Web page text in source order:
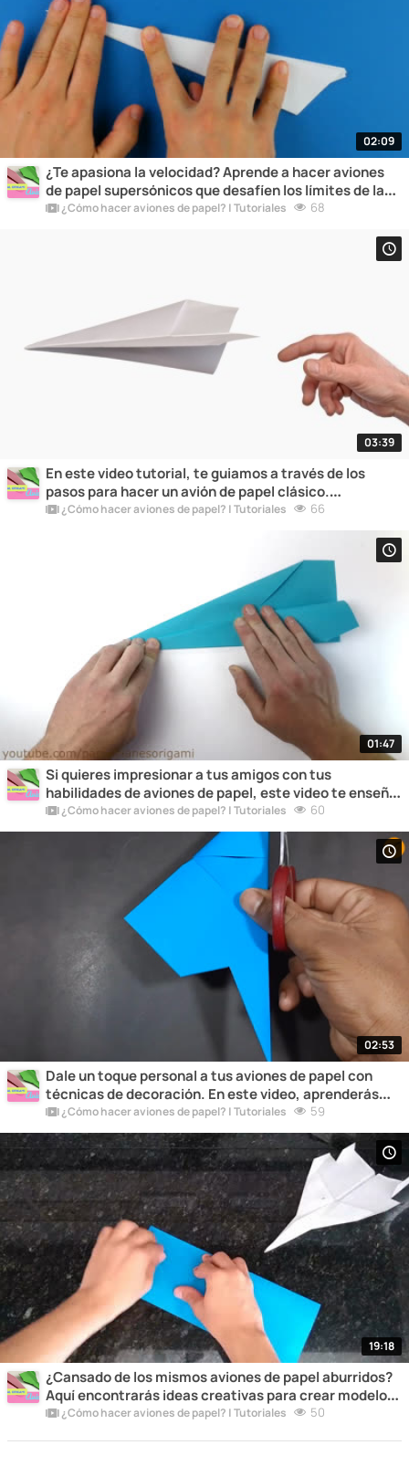
02:09
¿Te apasiona la velocidad? Aprende a hacer aviones
de papel supersónicos que desafíen los límites de la
física y alcancen velocidades asombrosas.
¿Cómo hacer aviones de papel? | Tutoriales 68
03:39
En este video tutorial, te guiamos a través de los
pasos para hacer un avión de papel clásico.
¡Sorprende a todos con tus habilidades de plegado!
¿Cómo hacer aviones de papel? | Tutoriales 66
01:47
Si quieres impresionar a tus amigos con tus
habilidades de aviones de papel, este video te enseña
algunos trucos sorprendentes que seguramente les
dejarán boquiabiertos.
¿Cómo hacer aviones de papel? | Tutoriales 60
02:53
Dale un toque personal a tus aviones de papel con
técnicas de decoración. En este video, aprenderás
cómo añadir estilo y personalidad a tus creaciones.
¿Cómo hacer aviones de papel? | Tutoriales 59
19:18
¿Cansado de los mismos aviones de papel aburridos?
Aquí encontrarás ideas creativas para crear modelos
únicos y originales que destacarán entre la multitud.
¿Cómo hacer aviones de papel? | Tutoriales 50